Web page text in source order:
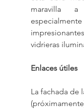
maravilla
vidrieras
Enlaces útiles
La fachada de